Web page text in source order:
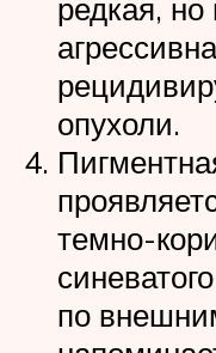
редкая,
опухоли.
темно-
по